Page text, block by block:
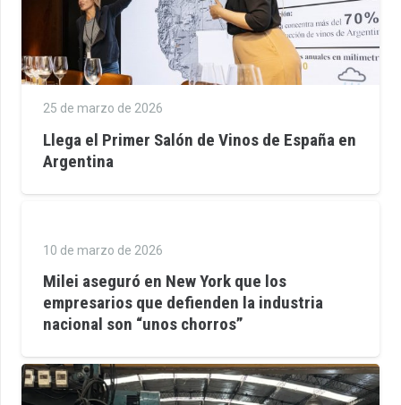
25 de marzo de 2026
Llega el Primer Salón de Vinos de España en
Argentina
10 de marzo de 2026
Milei aseguró en New York que los
empresarios que defienden la industria
nacional son “unos chorros”